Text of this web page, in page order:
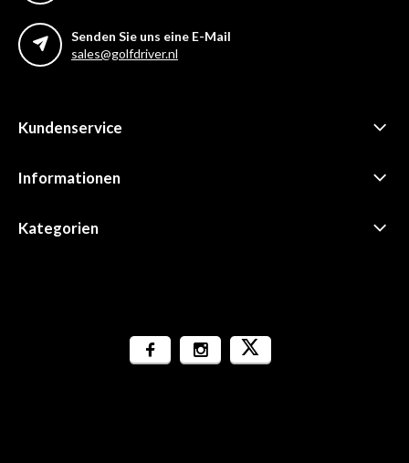
Senden Sie uns eine E-Mail
sales@golfdriver.nl
Kundenservice
Informationen
Kategorien